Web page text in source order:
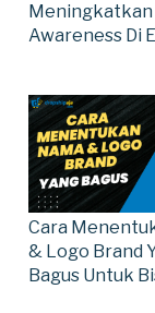
Meningkatkan
Awareness Di
Cara
& Logo Brand
Bagus Untuk